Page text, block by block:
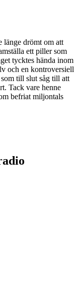
länge drömt om att
ett piller som
tycktes hända inom
och en kontroversiell
till slut såg till att
Tack vare henne
befriat miljontals